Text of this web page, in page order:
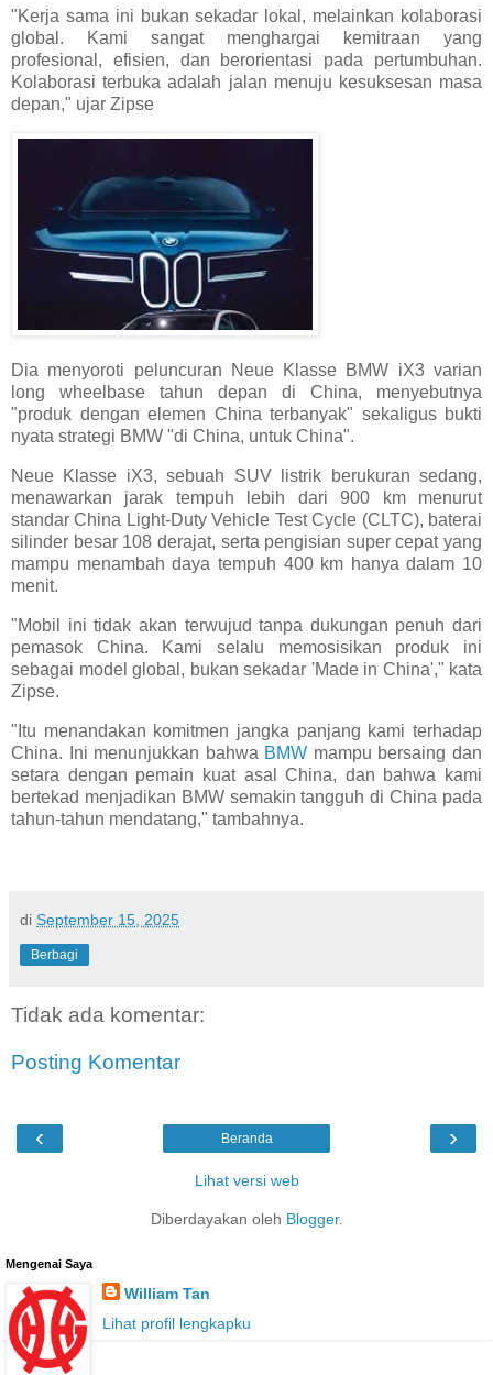
"Kerja sama ini bukan sekadar lokal, melainkan kolaborasi
global. Kami sangat menghargai kemitraan yang
profesional, efisien, dan berorientasi pada pertumbuhan.
Kolaborasi terbuka adalah jalan menuju kesuksesan masa
depan," ujar Zipse
Dia menyoroti peluncuran Neue Klasse BMW iX3 varian
long wheelbase tahun depan di China, menyebutnya
"produk dengan elemen China terbanyak" sekaligus bukti
nyata strategi BMW "di China, untuk China".
Neue Klasse iX3, sebuah SUV listrik berukuran sedang,
menawarkan jarak tempuh lebih dari 900 km menurut
standar China Light-Duty Vehicle Test Cycle (CLTC), baterai
silinder besar 108 derajat, serta pengisian super cepat yang
mampu menambah daya tempuh 400 km hanya dalam 10
menit.
"Mobil ini tidak akan terwujud tanpa dukungan penuh dari
pemasok China. Kami selalu memosisikan produk ini
sebagai model global, bukan sekadar 'Made in China'," kata
Zipse.
"Itu menandakan komitmen jangka panjang kami terhadap
China. Ini menunjukkan bahwa BMW mampu bersaing dan
setara dengan pemain kuat asal China, dan bahwa kami
bertekad menjadikan BMW semakin tangguh di China pada
tahun-tahun mendatang," tambahnya.
di September 15, 2025
Berbagi
Tidak ada komentar:
Posting Komentar
‹ ›
Beranda
Lihat versi web
Diberdayakan oleh Blogger.
Mengenai Saya
William Tan
Lihat profil lengkapku